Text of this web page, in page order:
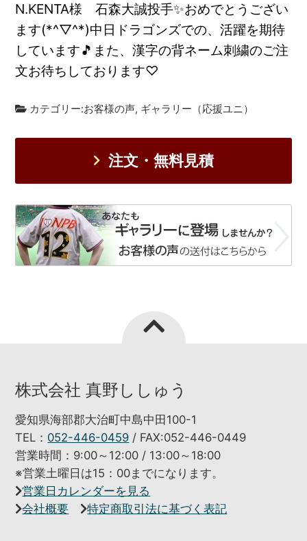
N.KENTA様 石森大誠投手✨おめでとうござい
ます(*^▽^*)中日ドラゴンズでの、活躍を期待
しています🎵また、漢字の背ネーム刺繍のご注
文お待ちしております♡
カテゴリー:お客様の声, ギャラリー（応援ユニ）
注文・無料見積
株式会社 真野ししゅう
愛知県海部郡大治町中島中田100-1
TEL： 052-446-0459 / FAX:052-446-0449
営業時間：9:00～12:00 / 13:00～18:00
※営業土曜日は15：00までになります。
営業日カレンダーを見る
会社概要
特定商取引法に基づく表記